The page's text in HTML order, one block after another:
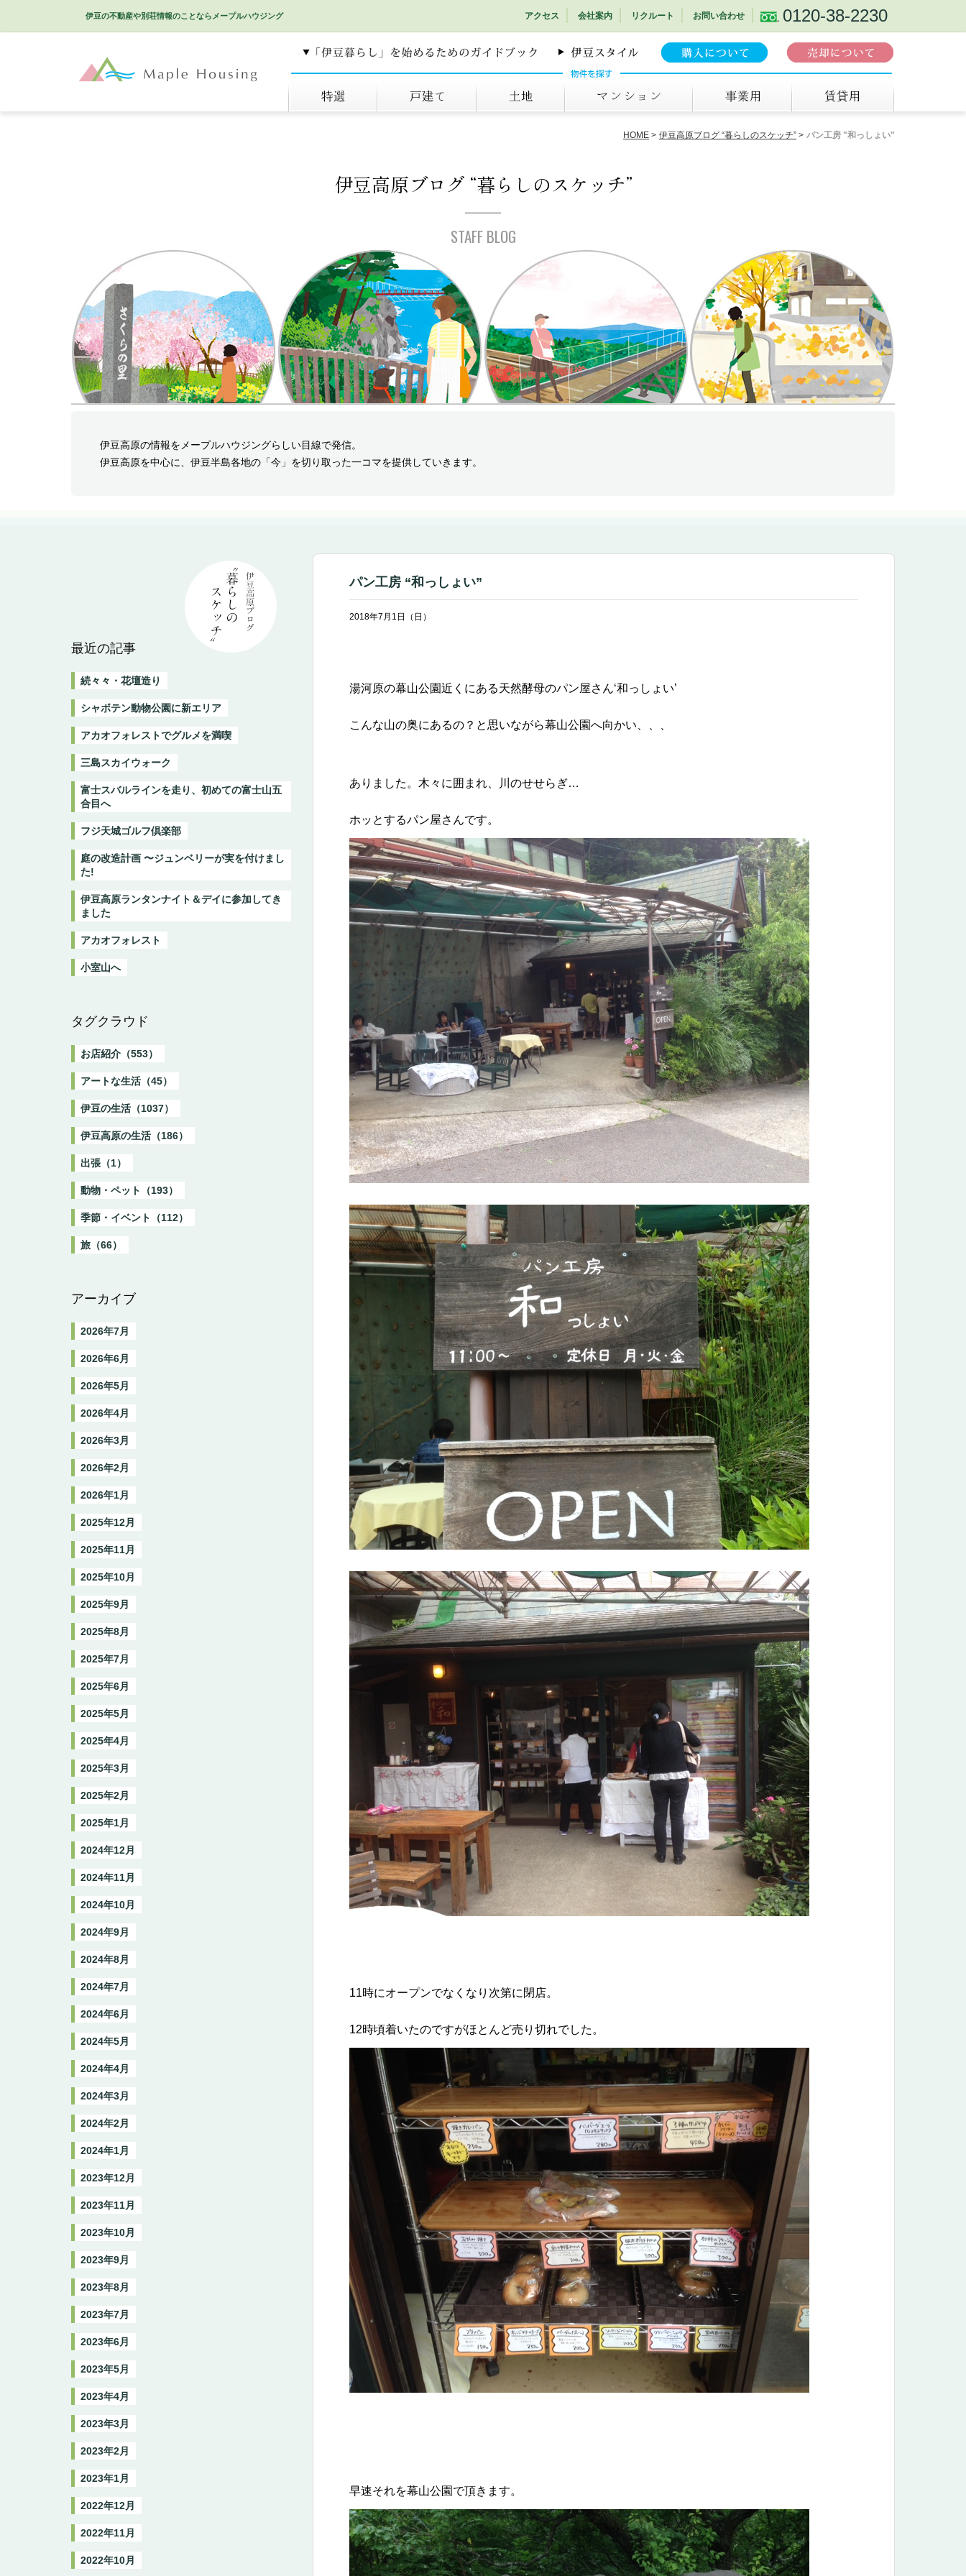
伊豆の不動産や別荘情報のことなら メープルハウジング アクセス 会社案内 リクルート お問い合わせ 0120-38-2230
HOME 伊豆高原ブログ “暮らしのスケッチ” パン工房 "和っしょい"
伊豆高原ブログ “暮らしのスケッチ”
STAFF BLOG
伊豆高原の情報をメープルハウジングらしい目線で発信。
伊豆高原を中心に、伊豆半島各地の「今」を切り取った一コマを提供していきます。
パン工房 “和っしょい”
2018年7月1日（日）
湯河原の幕山公園近くにある天然酵母のパン屋さん‘和っしょい’
こんな山の奥にあるの？と思いながら幕山公園へ向かい、、、
ありました。木々に囲まれ、川のせせらぎ…
ホッとするパン屋さんです。
11時にオープンでなくなり次第に閉店。
12時頃着いたのですがほとんど売り切れでした。
早速それを幕山公園で頂きます。
最近の記事
続々々・花壇造り
シャボテン動物公園に新エリア
アカオフォレストでグルメを満喫
三島スカイウォーク
富士スバルラインを走り、初めての富士山五
合目へ
フジ天城ゴルフ倶楽部
庭の改造計画 〜ジュンベリーが実を付けまし
た!
伊豆高原ランタンナイト＆デイに参加してき
ました
アカオフォレスト
小室山へ
タグクラウド
お店紹介（553）
アートな生活（45）
伊豆の生活（1037）
伊豆高原の生活（186）
出張（1）
動物・ペット（193）
季節・イベント（112）
旅（66）
アーカイブ
2026年7月
2026年6月
2026年5月
2026年4月
2026年3月
2026年2月
2026年1月
2025年12月
2025年11月
2025年10月
2025年9月
2025年8月
2025年7月
2025年6月
2025年5月
2025年4月
2025年3月
2025年2月
2025年1月
2024年12月
2024年11月
2024年10月
2024年9月
2024年8月
2024年7月
2024年6月
2024年5月
2024年4月
2024年3月
2024年2月
2024年1月
2023年12月
2023年11月
2023年10月
2023年9月
2023年8月
2023年7月
2023年6月
2023年5月
2023年4月
2023年3月
2023年2月
2023年1月
2022年12月
2022年11月
2022年10月